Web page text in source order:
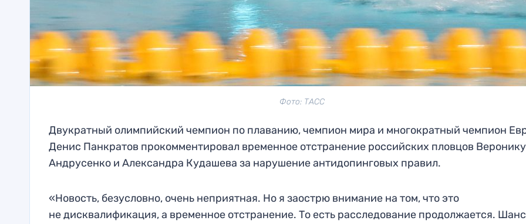
Фото: ТАСС
Двукратный олимпийский чемпион по плаванию, чемпион мира и многократный чемпион
Денис Панкратов прокомментировал временное отстранение российских пловцов Веронику
Андрусенко и Александра Кудашева за нарушение антидопинговых правил.
«Новость, безусловно, очень неприятная. Но я заострю внимание на том, что это
не дисквалификация, а временное отстранение. То есть расследование продолжается. Шанс